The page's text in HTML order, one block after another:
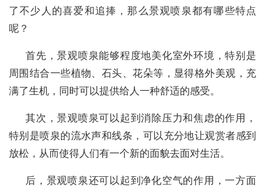
了不少人的喜爱和追捧，那么景观喷泉都有哪些特点
呢？
首先，景观喷泉能够程度地美化室外环境，特别是
周围结合一些植物、石头、花朵等，显得格外美观，充
满了生机，同时可以提供给人一种舒适的感受。
其次，景观喷泉可以起到消除压力和焦虑的作用，
特别是喷泉的流水声和线条，可以充分地让观赏者感到
放松，从而使得人们有一个新的面貌去面对生活。
后，景观喷泉还可以起到净化空气的作用，一方面